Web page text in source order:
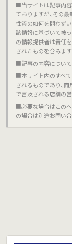
■当サイトは記事内
ておりますが､その
性質の如何を問わず
該情報に基づいて被
の情報提供者は責任
されたものを含みま
■記事の内容につい
■本サイト内のすべ
されるものであり､
で言及される店舗の
■必要な場合はこの
の場合は別途お問い